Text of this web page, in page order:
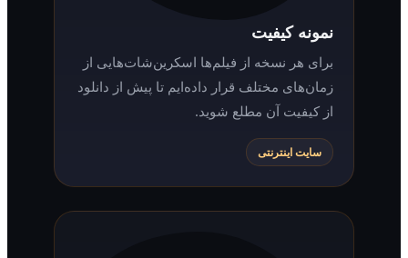
نمونه کیفیت
برای هر نسخه از فیلم‌ها اسکرین‌شات‌هایی از
زمان‌های مختلف قرار داده‌ایم تا پیش از دانلود
از کیفیت آن مطلع شوید.
سایت اینترنتی